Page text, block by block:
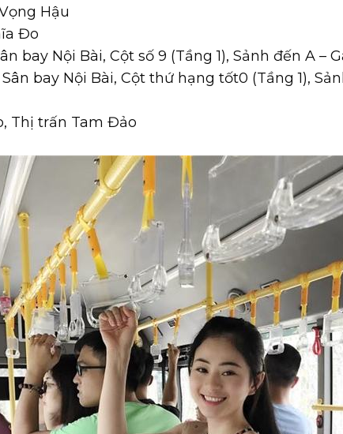
Hậu
Đo
bay Nội Bài, Cột số 9 (Tầng 1), Sảnh đến A –
bay Nội Bài, Cột thứ hạng tốt0 (Tầng 1),
Thị trấn Tam Đảo